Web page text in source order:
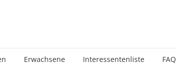
Erwachsene Interessentenliste FAQ